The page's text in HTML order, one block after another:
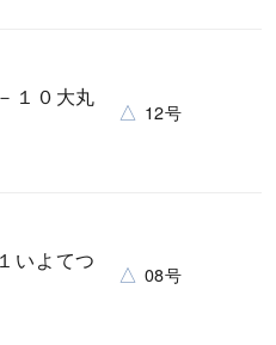
１０大丸
△ 12号
いよてつ
△ 08号